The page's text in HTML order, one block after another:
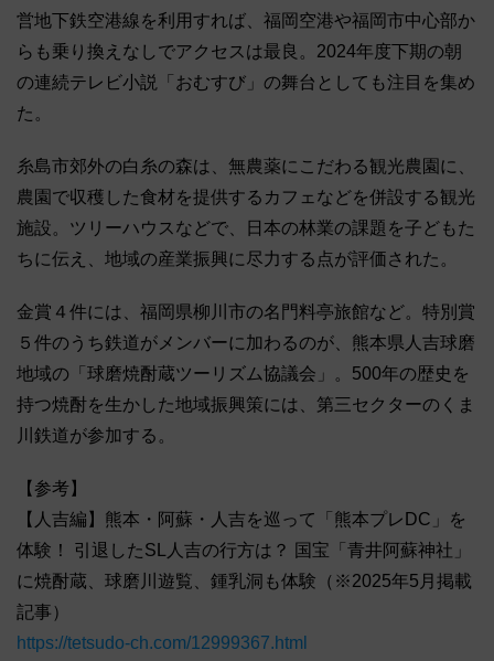
営地下鉄空港線を利用すれば、福岡空港や福岡市中心部か
らも乗り換えなしでアクセスは最良。2024年度下期の朝
の連続テレビ小説「おむすび」の舞台としても注目を集め
た。
糸島市郊外の白糸の森は、無農薬にこだわる観光農園に、
農園で収穫した食材を提供するカフェなどを併設する観光
施設。ツリーハウスなどで、日本の林業の課題を子どもた
ちに伝え、地域の産業振興に尽力する点が評価された。
金賞４件には、福岡県柳川市の名門料亭旅館など。特別賞
５件のうち鉄道がメンバーに加わるのが、熊本県人吉球磨
地域の「球磨焼酎蔵ツーリズム協議会」。500年の歴史を
持つ焼酎を生かした地域振興策には、第三セクターのくま
川鉄道が参加する。
【参考】
【人吉編】熊本・阿蘇・人吉を巡って「熊本プレDC」を
体験！ 引退したSL人吉の行方は？ 国宝「青井阿蘇神社」
に焼酎蔵、球磨川遊覧、鍾乳洞も体験（※2025年5月掲載
記事）
https://tetsudo-ch.com/12999367.html